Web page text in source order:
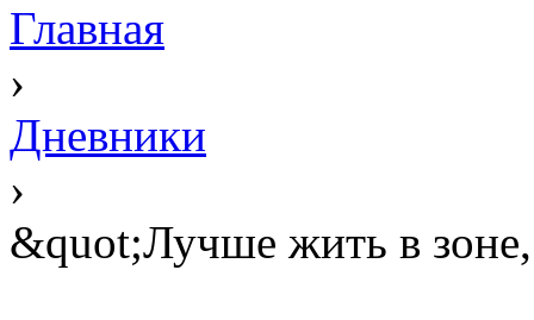
Главная
›
Дневники
›
&quot;Лучше жить в